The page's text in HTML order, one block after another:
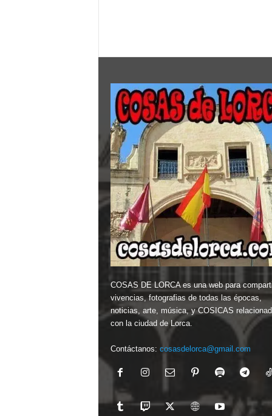
COSAS DE LORCA es una web para
vivencias, fotografias de todas las épocas,
noticias, arte, música, y COSICAS
con la ciudad de Lorca.
Contáctanos: cosasdelorca@gmail.com